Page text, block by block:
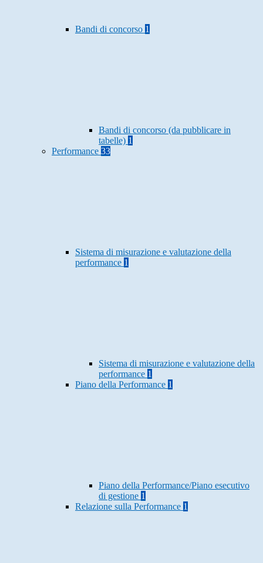
Bandi di concorso 1
Bandi di concorso (da pubblicare in
tabelle) 1
Performance 33
Sistema di misurazione e valutazione della
performance 1
Sistema di misurazione e valutazione della
performance 1
Piano della Performance 1
Piano della Performance/Piano esecutivo
di gestione 1
Relazione sulla Performance 1